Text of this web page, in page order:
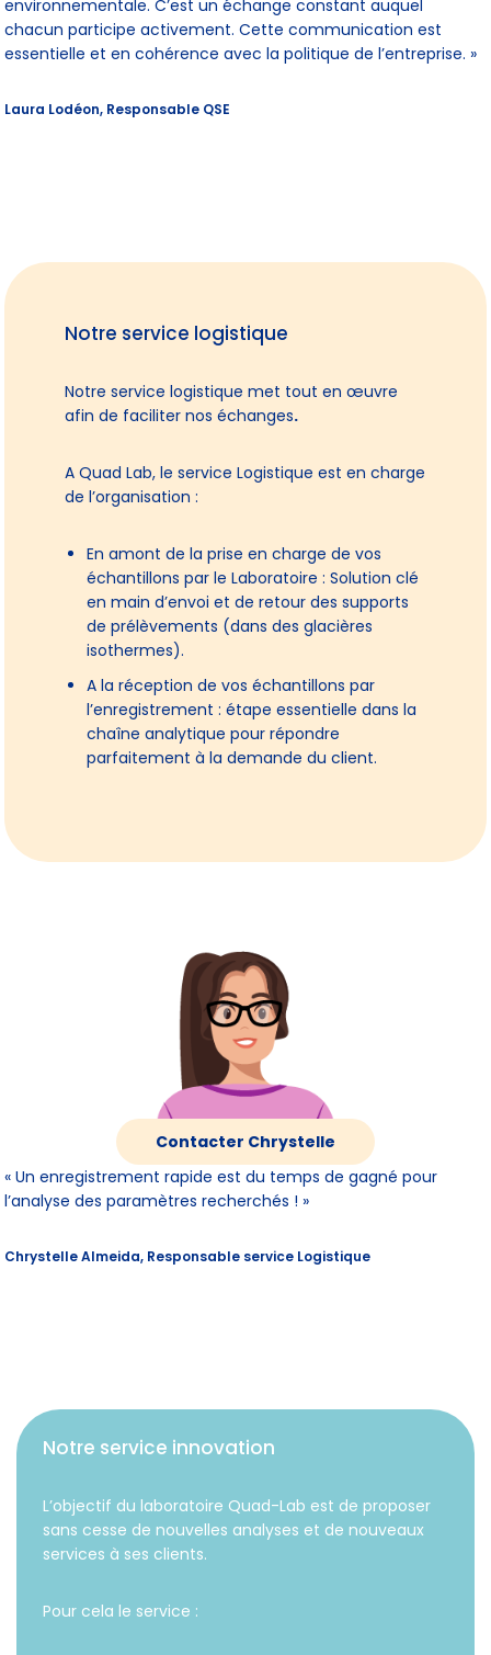
environnementale. C’est un échange constant auquel
chacun participe activement. Cette communication est
essentielle et en cohérence avec la politique de l’entreprise. »
Laura Lodéon, Responsable QSE
Notre service logistique
Notre service logistique met tout en œuvre
afin de faciliter nos échanges.
A Quad Lab, le service Logistique est en charge
de l’organisation :
En amont de la prise en charge de vos
échantillons par le Laboratoire : Solution clé
en main d’envoi et de retour des supports
de prélèvements (dans des glacières
isothermes).
A la réception de vos échantillons par
l’enregistrement : étape essentielle dans la
chaîne analytique pour répondre
parfaitement à la demande du client.
Contacter Chrystelle
« Un enregistrement rapide est du temps de gagné pour
l’analyse des paramètres recherchés ! »
Chrystelle Almeida, Responsable service Logistique
Notre service innovation
L’objectif du laboratoire Quad-Lab est de proposer
sans cesse de nouvelles analyses et de nouveaux
services à ses clients.
Pour cela le service :